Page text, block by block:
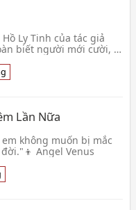
Ly Tinh của tác giả
biết người mới cười, ai
Lần Nữa
không muốn bị mắc
Angel Venus